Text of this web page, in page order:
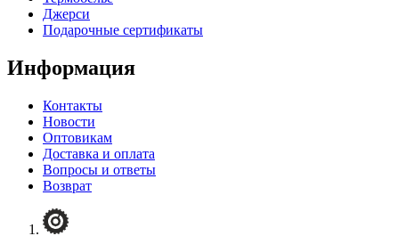
Джерси
Подарочные сертификаты
Информация
Контакты
Новости
Оптовикам
Доставка и оплата
Вопросы и ответы
Возврат